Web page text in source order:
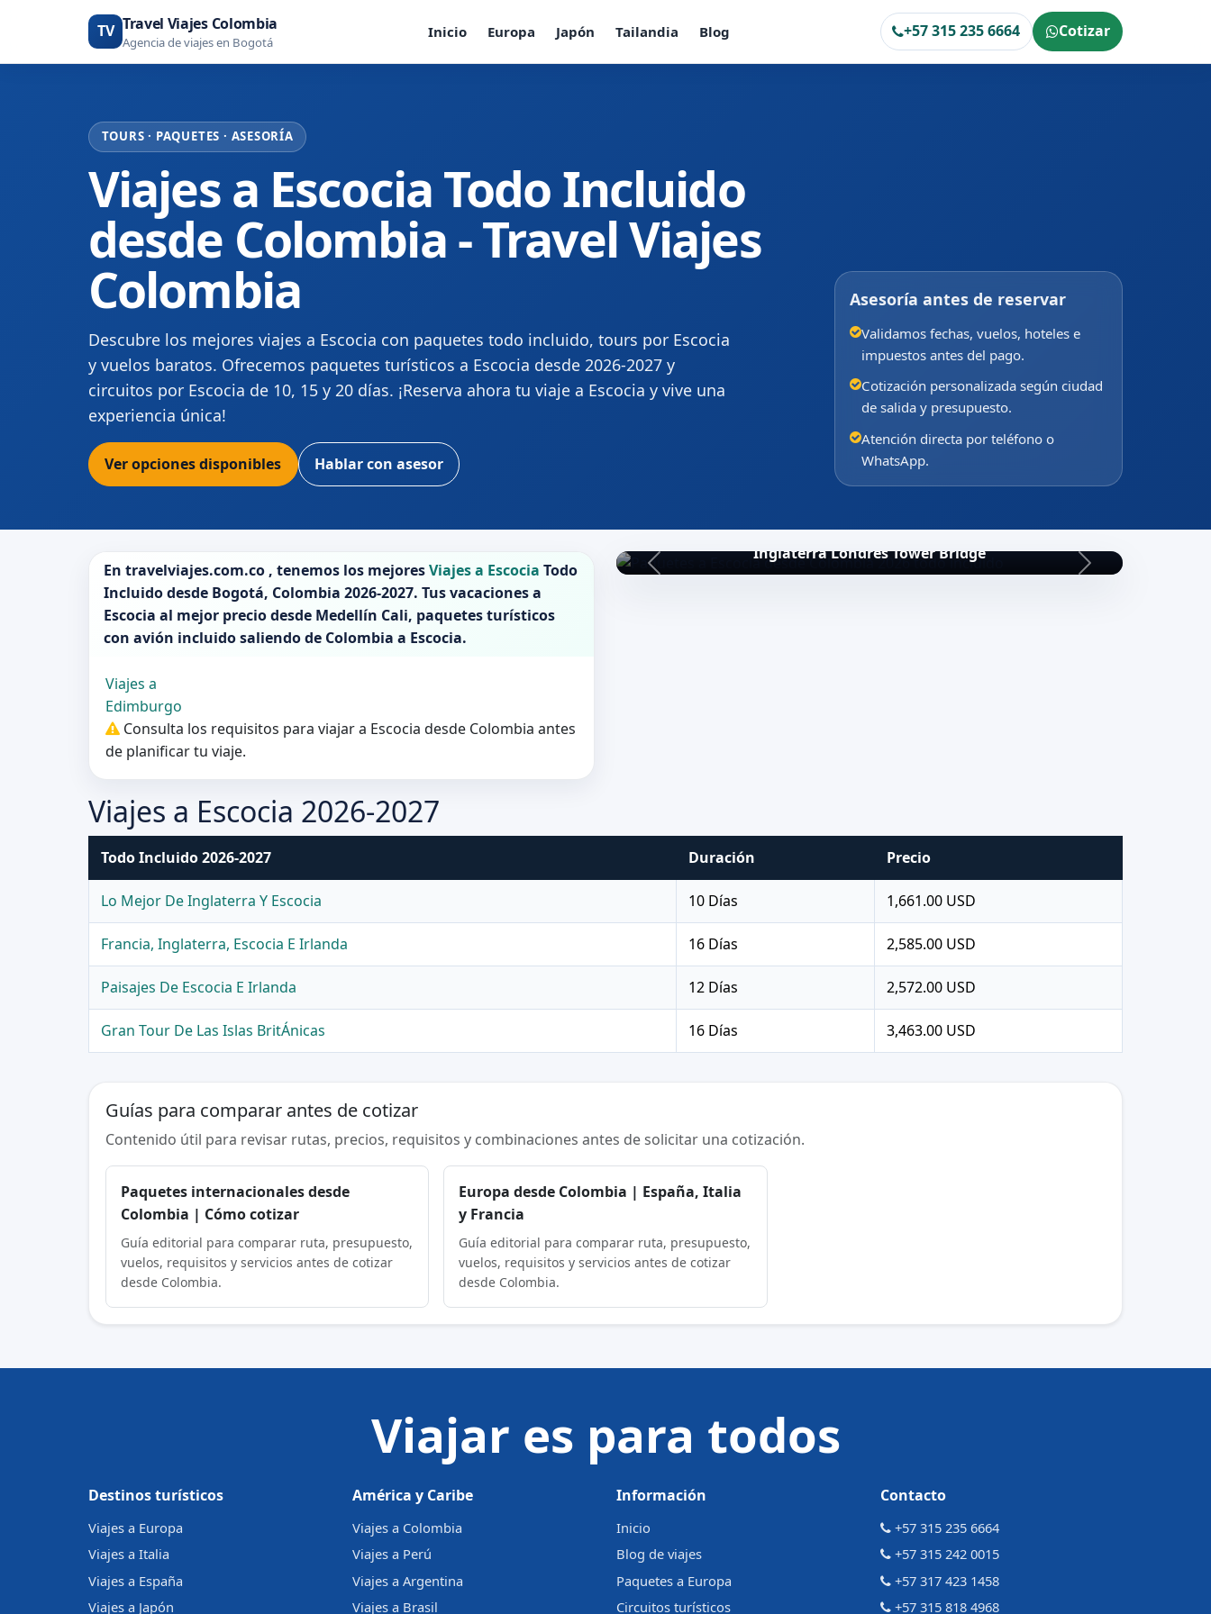
TV Travel Viajes Colombia
Agencia de viajes en Bogotá
Inicio Europa Japón Tailandia Blog +57 315 235 6664 Cotizar
TOURS · PAQUETES · ASESORÍA
Viajes a Escocia Todo Incluido
desde Colombia - Travel Viajes
Colombia
Descubre los mejores viajes a Escocia con paquetes todo incluido, tours por Escocia
y vuelos baratos. Ofrecemos paquetes turísticos a Escocia desde 2026-2027 y
circuitos por Escocia de 10, 15 y 20 días. ¡Reserva ahora tu viaje a Escocia y vive una
experiencia única!
Ver opciones disponibles Hablar con asesor
Asesoría antes de reservar
Validamos fechas, vuelos, hoteles e
impuestos antes del pago.
Cotización personalizada según ciudad
de salida y presupuesto.
Atención directa por teléfono o
WhatsApp.
En travelviajes.com.co , tenemos los mejoresViajes a Escocia Todo
Incluido desde Bogotá, Colombia 2026-2027. Tus vacaciones a
Escocia al mejor precio desde Medellín Cali, paquetes turísticos
con avión incluido saliendo de Colombia a Escocia.
Viajes a
Edimburgo
Consulta los requisitos para viajar a Escocia desde Colombia antes
de planificar tu viaje.
Inglaterra Londres Tower Bridge
Viajes a Escocia 2026-2027
Todo Incluido 2026-2027 Duración Precio
Lo Mejor De Inglaterra Y Escocia 10 Días 1,661.00 USD
Francia, Inglaterra, Escocia E Irlanda 16 Días 2,585.00 USD
Paisajes De Escocia E Irlanda 12 Días 2,572.00 USD
Gran Tour De Las Islas BritÁnicas 16 Días 3,463.00 USD
Guías para comparar antes de cotizar
Contenido útil para revisar rutas, precios, requisitos y combinaciones antes de solicitar una cotización.
Paquetes internacionales desde
Colombia | Cómo cotizar
Guía editorial para comparar ruta, presupuesto,
vuelos, requisitos y servicios antes de cotizar
desde Colombia.
Europa desde Colombia | España, Italia
y Francia
Guía editorial para comparar ruta, presupuesto,
vuelos, requisitos y servicios antes de cotizar
desde Colombia.
Viajar es para todos
Destinos turísticos
Viajes a Europa
Viajes a Italia
Viajes a España
Viajes a Japón
América y Caribe
Viajes a Colombia
Viajes a Perú
Viajes a Argentina
Viajes a Brasil
Información
Inicio
Blog de viajes
Paquetes a Europa
Circuitos turísticos
Contacto
+57 315 235 6664
+57 315 242 0015
+57 317 423 1458
+57 315 818 4968